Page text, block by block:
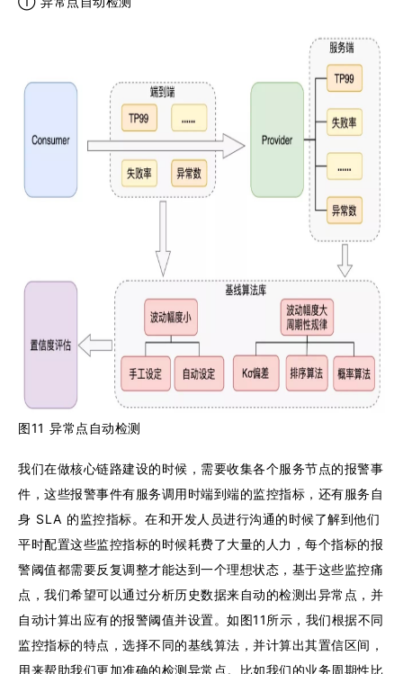
图11 异常点自动检测
我们在做核心链路建设的时候，需要收集各个服务节点的报警事
件，这些报警事件有服务调用时端到端的监控指标，还有服务自
身 SLA 的监控指标。在和开发人员进行沟通的时候了解到他们
平时配置这些监控指标的时候耗费了大量的人力，每个指标的报
警阈值都需要反复调整才能达到一个理想状态，基于这些监控痛
点，我们希望可以通过分析历史数据来自动的检测出异常点，并
自动计算出应有的报警阈值并设置。如图11所示，我们根据不同
监控指标的特点，选择不同的基线算法，并计算出其置信区间，
用来帮助我们更加准确的检测异常点。比如我们的业务周期性比